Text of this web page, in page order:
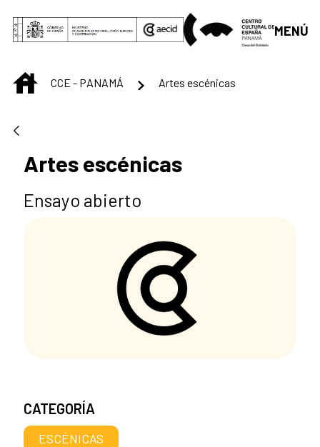
Saltar al contenido principal
MENÚ
INICIOCCE - PANAMÁ Artes escénicas
Artes escénicas
Ensayo abierto
CATEGORÍA
ESCÉNICAS